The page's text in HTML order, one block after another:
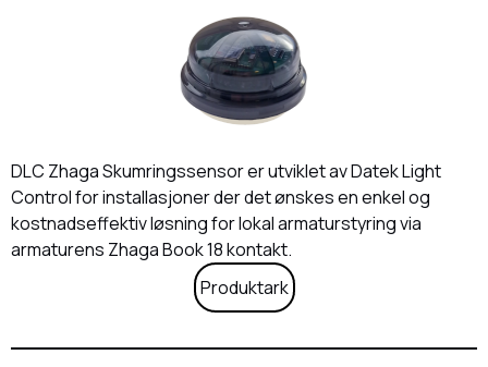
DLC Zhaga Skumringssensor er utviklet av Datek Light
Control for installasjoner der det ønskes en enkel og
kostnadseffektiv løsning for lokal armaturstyring via
armaturens Zhaga Book 18 kontakt.
Produktark